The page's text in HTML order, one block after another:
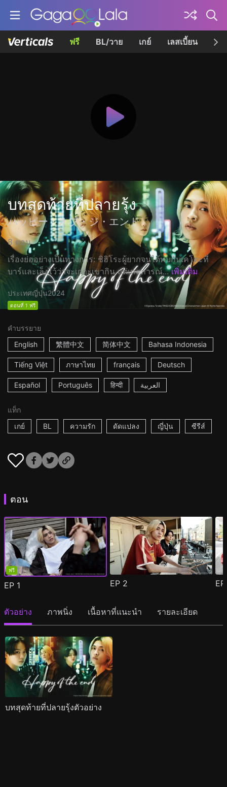
ฟรี BL/วาย เกย์ เลสเบี้ยน เค
บทสุดท้ายที่ปลายรุ้ง
ハッピー・オブ・ジ・エンド
8 ตอน
เรื่องย่ออย่างเป็นทางการ: ชิฮิโระผู้ยากจนได้พบกับเคโตะที่
บาร์และเล็งไว้ว่าจะเกาะเขากิน แต่เหตุการณ์... เพิ่มเติม
ประเทศญี่ปุ่น2024
ตอนที่ 1 ฟรี
คำบรรยาย
English
繁體中文 简体中文 Bahasa Indonesia
Tiếng Việt ภาษาไทย français Deutsch
Español Português हिन्दी العربية
แท็ก
เกย์
BL ความรัก ดัดแปลง ญี่ปุ่น ซีรีส์
ตอน
ฟรี
EP 1 EP 2
ตัวอย่าง ภาพนิ่ง เนื้อหาที่แนะนำ รายละเอียด
บทสุดท้ายที่ปลายรุ้งตัวอย่าง